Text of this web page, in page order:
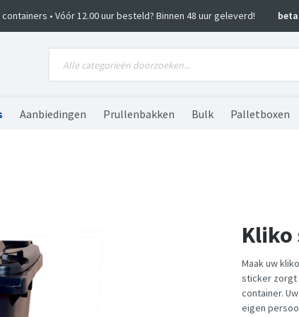
• Vóór 12.00 uur besteld? Binnen 48 uur geleverd!
Aanbiedingen Prullenbakken Bulk Palletboxen
Kliko
Maak uw
sticker zorgt
container.
eigen